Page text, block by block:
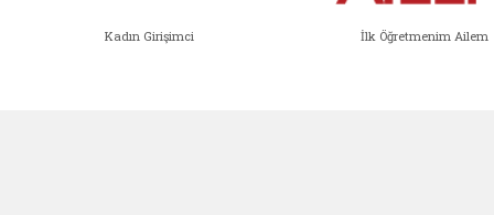
Kadın Girişimci İlk Öğretmenim Ailem